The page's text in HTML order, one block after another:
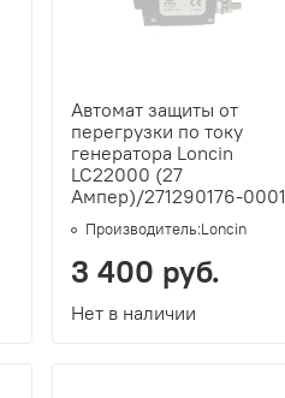
Автомат защиты от
перегрузки по току
генератора Loncin
LC22000 (27
Ампер)/271290176-0001
Производитель:Loncin
Нет в наличии
3 400 руб.